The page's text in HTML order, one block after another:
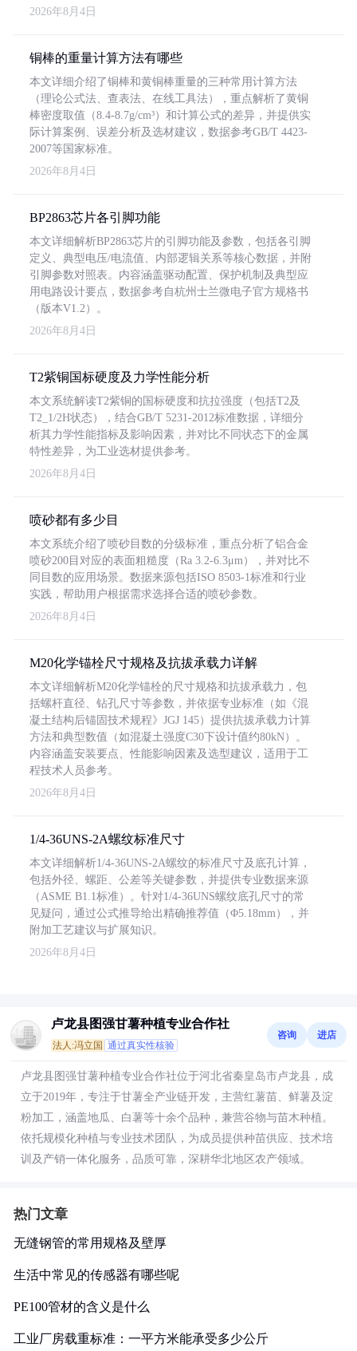
2026年8月4日
铜棒的重量计算方法有哪些
本文详细介绍了铜棒和黄铜棒重量的三种常用计算方法
（理论公式法、查表法、在线工具法），重点解析了黄铜
棒密度取值（8.4-8.7g/cm³）和计算公式的差异，并提供实
际计算案例、误差分析及选材建议，数据参考GB/T 4423-
2007等国家标准。
2026年8月4日
BP2863芯片各引脚功能
本文详细解析BP2863芯片的引脚功能及参数，包括各引脚
定义、典型电压/电流值、内部逻辑关系等核心数据，并附
引脚参数对照表。内容涵盖驱动配置、保护机制及典型应
用电路设计要点，数据参考自杭州士兰微电子官方规格书
（版本V1.2）。
2026年8月4日
T2紫铜国标硬度及力学性能分析
本文系统解读T2紫铜的国标硬度和抗拉强度（包括T2及
T2_1/2H状态），结合GB/T 5231-2012标准数据，详细分
析其力学性能指标及影响因素，并对比不同状态下的金属
特性差异，为工业选材提供参考。
2026年8月4日
喷砂都有多少目
本文系统介绍了喷砂目数的分级标准，重点分析了铝合金
喷砂200目对应的表面粗糙度（Ra 3.2-6.3μm），并对比不
同目数的应用场景。数据来源包括ISO 8503-1标准和行业
实践，帮助用户根据需求选择合适的喷砂参数。
2026年8月4日
M20化学锚栓尺寸规格及抗拔承载力详解
本文详细解析M20化学锚栓的尺寸规格和抗拔承载力，包
括螺杆直径、钻孔尺寸等参数，并依据专业标准（如《混
凝土结构后锚固技术规程》JGJ 145）提供抗拔承载力计算
方法和典型数值（如混凝土强度C30下设计值约80kN）。
内容涵盖安装要点、性能影响因素及选型建议，适用于工
程技术人员参考。
2026年8月4日
1/4-36UNS-2A螺纹标准尺寸
本文详细解析1/4-36UNS-2A螺纹的标准尺寸及底孔计算，
包括外径、螺距、公差等关键参数，并提供专业数据来源
（ASME B1.1标准）。针对1/4-36UNS螺纹底孔尺寸的常
见疑问，通过公式推导给出精确推荐值（Φ5.18mm），并
附加工艺建议与扩展知识。
2026年8月4日
卢龙县图强甘薯种植专业合作社
法人:冯立国 通过真实性核验
咨询 进店
卢龙县图强甘薯种植专业合作社位于河北省秦皇岛市卢龙县，成
立于2019年，专注于甘薯全产业链开发，主营红薯苗、鲜薯及淀
粉加工，涵盖地瓜、白薯等十余个品种，兼营谷物与苗木种植。
依托规模化种植与专业技术团队，为成员提供种苗供应、技术培
训及产销一体化服务，品质可靠，深耕华北地区农产领域。
热门文章
无缝钢管的常用规格及壁厚
生活中常见的传感器有哪些呢
PE100管材的含义是什么
工业厂房载重标准：一平方米能承受多少公斤